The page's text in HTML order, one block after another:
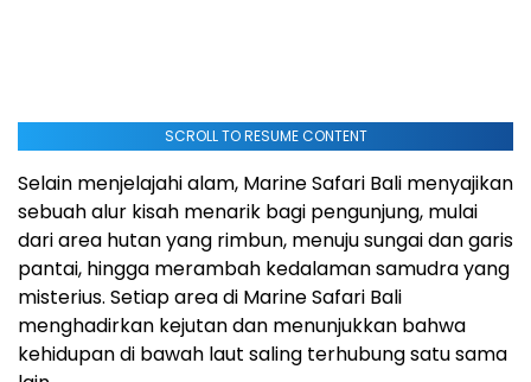
SCROLL TO RESUME CONTENT
Selain menjelajahi alam, Marine Safari Bali menyajikan
sebuah alur kisah menarik bagi pengunjung, mulai
dari area hutan yang rimbun, menuju sungai dan garis
pantai, hingga merambah kedalaman samudra yang
misterius. Setiap area di Marine Safari Bali
menghadirkan kejutan dan menunjukkan bahwa
kehidupan di bawah laut saling terhubung satu sama